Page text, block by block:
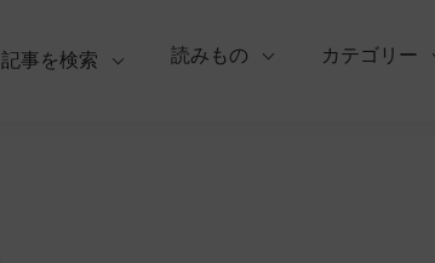
記事を検索 読みもの カテゴリー